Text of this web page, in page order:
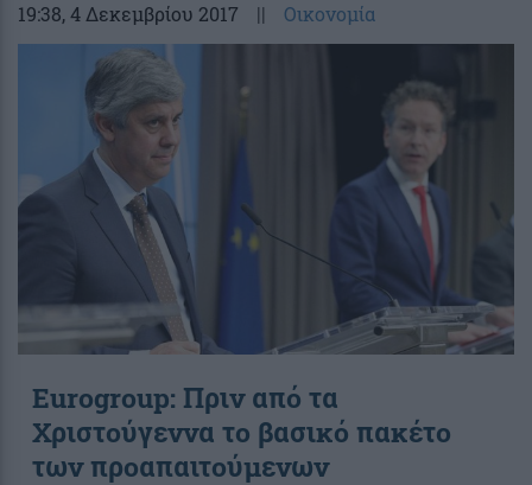
19:38, 4 Δεκεμβρίου 2017 || Οικονομία
Eurogroup: Πριν από τα
Χριστούγεννα το βασικό πακέτο
των προαπαιτούμενων